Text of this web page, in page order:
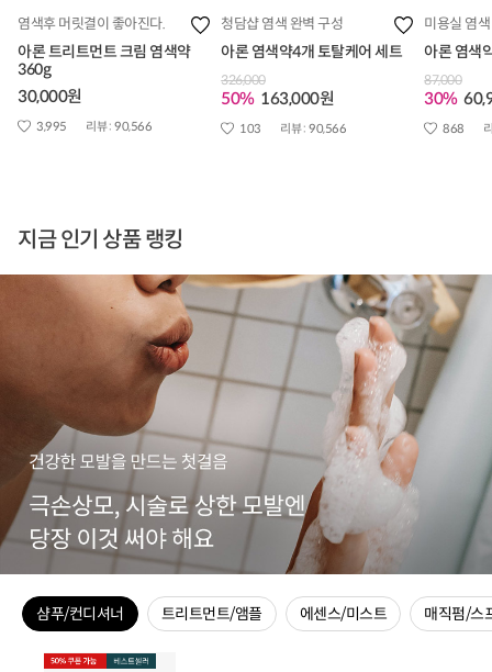
염색후 머릿결이 좋아진다.
아론 트리트먼트 크림 염색약
360g
30,000원
3,995 리뷰 : 90,566
청담샵 염색 완벽 구성
아론 염색약4개 토탈케어 세트
326,000
50% 163,000원
103 리뷰 : 90,566
미용실 염
아론 염색
87,000
30%
868
지금 인기 상품 랭킹
샴푸/컨디셔너 트리트먼트/앰플 에센스/미스트 매직펌/스